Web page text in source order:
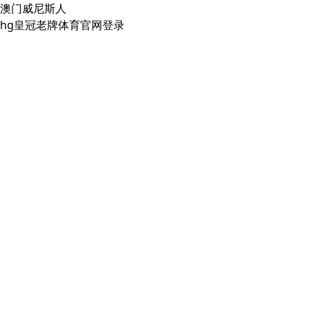
澳门威尼斯人
hg皇冠老牌体育官网登录